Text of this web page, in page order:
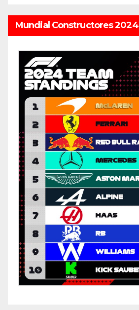
Mundial Constructores 2024